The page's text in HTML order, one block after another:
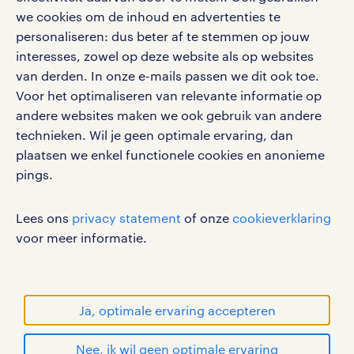
we cookies om de inhoud en advertenties te
personaliseren: dus beter af te stemmen op jouw
interesses, zowel op deze website als op websites
van derden. In onze e-mails passen we dit ook toe.
Voor het optimaliseren van relevante informatie op
andere websites maken we ook gebruik van andere
technieken. Wil je geen optimale ervaring, dan
plaatsen we enkel functionele cookies en anonieme
pings.
Lees ons privacy statement of onze cookieverklaring
voor meer informatie.
Ja, optimale ervaring accepteren
Nee, ik wil geen optimale ervaring
google play store
social media
Volg ons voor de leukste content omtrent
vacatures, solliciteren en inspiratie.
werken bij randstad
disclaimer